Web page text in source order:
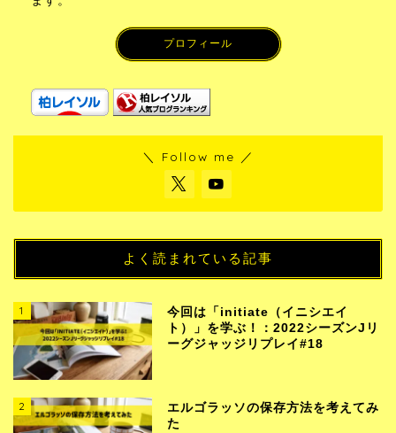
プロフィール
＼ Follow me ／
よく読まれている記事
1
今回は「initiate（イニシエイ
ト）」を学ぶ！：2022シーズンJリ
ーグジャッジリプレイ#18
2
エルゴラッソの保存方法を考えてみ
た